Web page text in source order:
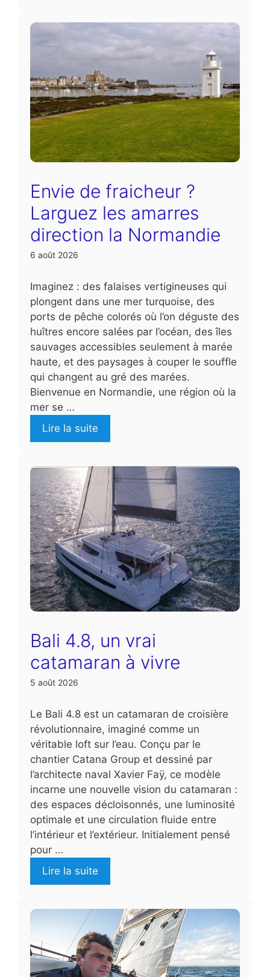
Envie de fraicheur ?
Larguez les amarres
direction la Normandie
6 août 2026
Imaginez : des falaises vertigineuses qui
plongent dans une mer turquoise, des
ports de pêche colorés où l’on déguste des
huîtres encore salées par l’océan, des îles
sauvages accessibles seulement à marée
haute, et des paysages à couper le souffle
qui changent au gré des marées.
Bienvenue en Normandie, une région où la
mer se …
Lire la suite
Bali 4.8, un vrai
catamaran à vivre
5 août 2026
Le Bali 4.8 est un catamaran de croisière
révolutionnaire, imaginé comme un
véritable loft sur l’eau. Conçu par le
chantier Catana Group et dessiné par
l’architecte naval Xavier Faÿ, ce modèle
incarne une nouvelle vision du catamaran :
des espaces décloisonnés, une luminosité
optimale et une circulation fluide entre
l’intérieur et l’extérieur. Initialement pensé
pour …
Lire la suite